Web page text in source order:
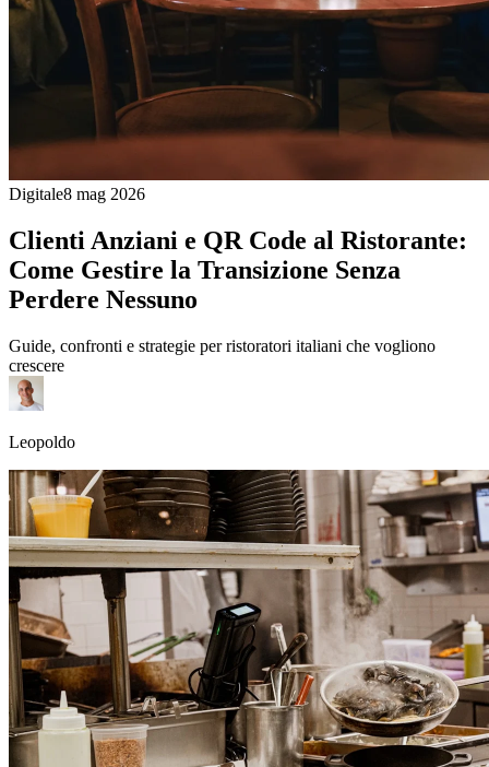
Digitale8 mag 2026
Clienti Anziani e QR Code al Ristorante:
Come Gestire la Transizione Senza
Perdere Nessuno
Guide, confronti e strategie per ristoratori italiani che vogliono
crescere
Leopoldo